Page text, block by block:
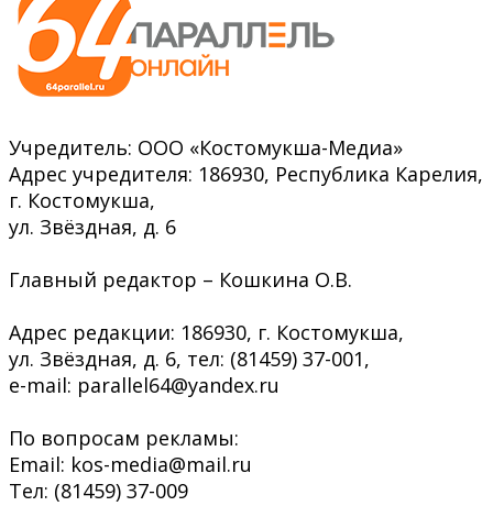
Учредитель: ООО «Костомукша-Медиа»
Адрес учредителя: 186930, Республика Карелия,
г. Костомукша,
ул. Звёздная, д. 6
Главный редактор – Кошкина О.В.
Адрес редакции: 186930, г. Костомукша,
ул. Звёздная, д. 6, тел: (81459) 37-001,
e-mail: parallel64@yandex.ru
По вопросам рекламы:
Email: kos-media@mail.ru
Тел: (81459) 37-009